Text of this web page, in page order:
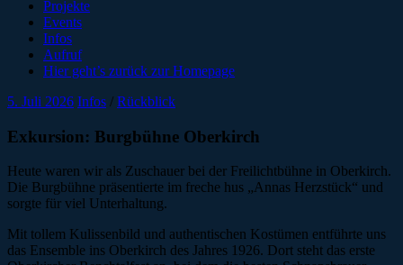
Projekte
Events
Infos
Aufruf
Hier geht’s zurück zur Homepage
5. Juli 2026 Infos / Rückblick
Exkursion: Burgbühne Oberkirch
Heute waren wir als Zuschauer bei der Freilichtbühne in Oberkirch.
Die Burgbühne präsentierte im freche hus „Annas Herzstück“ und
sorgte für viel Unterhaltung.
Mit tollem Kulissenbild und authentischen Kostümen entführte uns
das Ensemble ins Oberkirch des Jahres 1926. Dort steht das erste